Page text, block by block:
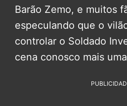
Barão Zemo, e muitos
especulando que o
controlar o Soldado
cena conosco mais